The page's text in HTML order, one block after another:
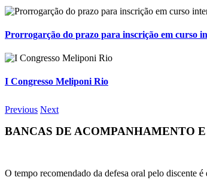
Prorrogarção do prazo para inscrição em curso
I Congresso Meliponi Rio
Previous Next
BANCAS DE ACOMPANHAMENTO
O tempo recomendado da defesa oral pelo discente